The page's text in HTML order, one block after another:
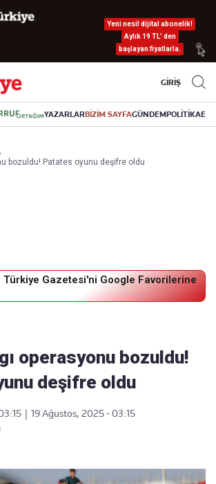
Yeni nesil dijital abonelik!
Aylık 19 TL’ den
başlayan fiyatlarla.
GİRİŞ
YAZARLARBİZİM SAYFAGÜNDEMPOLİTİKA
bozuldu! Patates oyunu deşifre oldu
Türkiye Gazetesi'ni Google Favorilerine
operasyonu bozuldu!
deşifre oldu
19 Ağustos, 2025 - 03:15